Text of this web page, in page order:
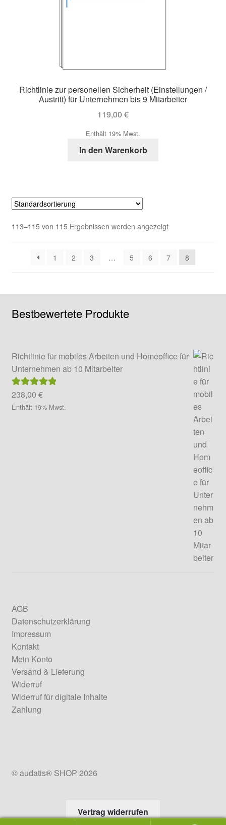
Richtlinie zur personellen Sicherheit (Einstellungen /
Austritt) für Unternehmen bis 9 Mitarbeiter
119,00 €
Enthält 19% Mwst.
In den Warenkorb
113–115 von 115 Ergebnissen werden angezeigt
1 2 3 … 5 6 7 8
Bestbewertete Produkte
Richtlinie für mobiles Arbeiten und Homeoffice für
Unternehmen ab 10 Mitarbeiter
Bewertet mit
5.00von 5
238,00 €
Enthält 19% Mwst.
AGB
Datenschutzerklärung
Impressum
Kontakt
Mein Konto
Versand & Lieferung
Widerruf
Widerruf für digitale Inhalte
Zahlung
© audatis® SHOP 2026
Vertrag widerrufen